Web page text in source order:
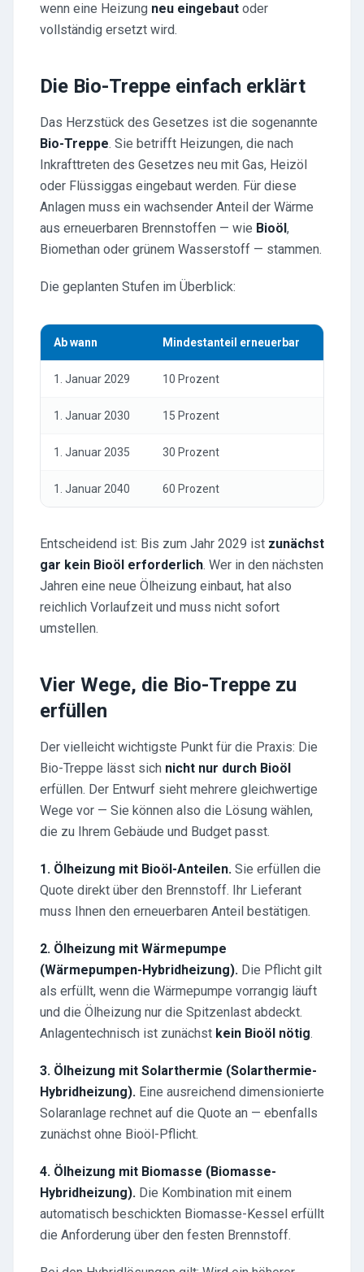
wenn eine Heizung neu eingebaut oder
vollständig ersetzt wird.
Die Bio-Treppe einfach erklärt
Das Herzstück des Gesetzes ist die sogenannte
Bio-Treppe. Sie betrifft Heizungen, die nach
Inkrafttreten des Gesetzes neu mit Gas, Heizöl
oder Flüssiggas eingebaut werden. Für diese
Anlagen muss ein wachsender Anteil der Wärme
aus erneuerbaren Brennstoffen — wie Bioöl,
Biomethan oder grünem Wasserstoff — stammen.
Die geplanten Stufen im Überblick:
Ab wann Mindestanteil erneuerbar
1. Januar 2029 10 Prozent
1. Januar 2030 15 Prozent
1. Januar 2035 30 Prozent
1. Januar 2040 60 Prozent
Entscheidend ist: Bis zum Jahr 2029 ist zunächst
gar kein Bioöl erforderlich. Wer in den nächsten
Jahren eine neue Ölheizung einbaut, hat also
reichlich Vorlaufzeit und muss nicht sofort
umstellen.
Vier Wege, die Bio-Treppe zu
erfüllen
Der vielleicht wichtigste Punkt für die Praxis: Die
Bio-Treppe lässt sich nicht nur durch Bioöl
erfüllen. Der Entwurf sieht mehrere gleichwertige
Wege vor — Sie können also die Lösung wählen,
die zu Ihrem Gebäude und Budget passt.
1. Ölheizung mit Bioöl-Anteilen. Sie erfüllen die
Quote direkt über den Brennstoff. Ihr Lieferant
muss Ihnen den erneuerbaren Anteil bestätigen.
2. Ölheizung mit Wärmepumpe
(Wärmepumpen-Hybridheizung). Die Pflicht gilt
als erfüllt, wenn die Wärmepumpe vorrangig läuft
und die Ölheizung nur die Spitzenlast abdeckt.
Anlagentechnisch ist zunächst kein Bioöl nötig.
3. Ölheizung mit Solarthermie (Solarthermie-
Hybridheizung). Eine ausreichend dimensionierte
Solaranlage rechnet auf die Quote an — ebenfalls
zunächst ohne Bioöl-Pflicht.
4. Ölheizung mit Biomasse (Biomasse-
Hybridheizung). Die Kombination mit einem
automatisch beschickten Biomasse-Kessel erfüllt
die Anforderung über den festen Brennstoff.